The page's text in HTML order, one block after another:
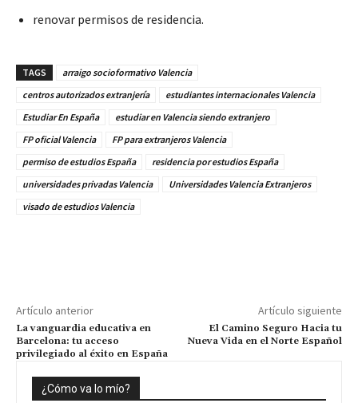
renovar permisos de residencia.
TAGS
arraigo socioformativo Valencia
centros autorizados extranjería
estudiantes internacionales Valencia
Estudiar En España
estudiar en Valencia siendo extranjero
FP oficial Valencia
FP para extranjeros Valencia
permiso de estudios España
residencia por estudios España
universidades privadas Valencia
Universidades Valencia Extranjeros
visado de estudios Valencia
Artículo anterior
La vanguardia educativa en
Barcelona: tu acceso
privilegiado al éxito en España
Artículo siguiente
El Camino Seguro Hacia tu
Nueva Vida en el Norte Español
¿Cómo va lo mío?